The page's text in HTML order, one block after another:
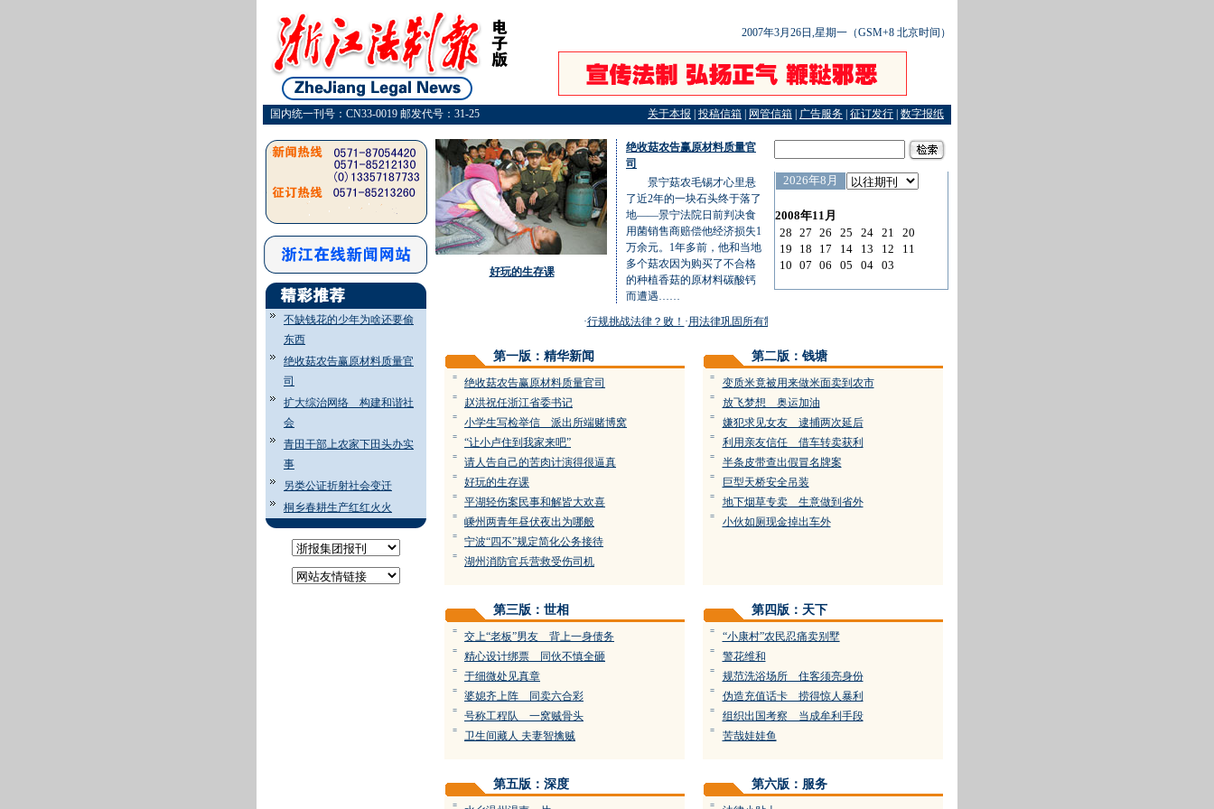
2007年3月26日,星期一（GSM+8 北京时间）
国内统一刊号：CN33-0019 邮发代号：31-25 关于本报 投稿信箱 网管信箱 广告服务 征订发行 数字报纸
不缺钱花的少年为啥还要偷
东西
绝收菇农告赢原材料质量官
司
扩大综治网络 构建和谐社
会
青田干部上农家下田头办实
事
另类公证折射社会变迁
桐乡春耕生产红红火火
好玩的生存课
绝收菇农告赢原材料质量官
司
景宁菇农毛锡才心里悬
了近2年的一块石头终于落了
地——景宁法院日前判决食
用菌销售商赔偿他经济损失1
万余元。1年多前，他和当地
多个菇农因为购买了不合格
的种植香菇的原材料碳酸钙
而遭遇……
行规挑战法律？败！ ·用法律巩固所有制理论发展成果
第一版：精华新闻
= 绝收菇农告赢原材料质量官司
= 赵洪祝任浙江省委书记
= 小学生写检举信 派出所端赌博窝
= “让小卢住到我家来吧”
= 请人告自己的苦肉计演得很逼真
= 好玩的生存课
= 平湖轻伤案民事和解皆大欢喜
= 嵊州两青年昼伏夜出为哪般
= 宁波“四不”规定简化公务接待
= 湖州消防官兵营救受伤司机
第二版：钱塘
= 变质米竟被用来做米面卖到农市
= 放飞梦想 奥运加油
= 嫌犯求见女友 逮捕两次延后
= 利用亲友信任 借车转卖获利
= 半条皮带查出假冒名牌案
= 巨型天桥安全吊装
= 地下烟草专卖 生意做到省外
= 小伙如厕现金掉出车外
第三版：世相
= 交上“老板”男友 背上一身债务
= 精心设计绑票 同伙不慎全砸
= 于细微处见真章
= 婆媳齐上阵 同卖六合彩
= 号称工程队 一窝贼骨头
= 卫生间藏人 夫妻智擒贼
第四版：天下
= “小康村”农民忍痛卖别墅
= 警花维和
= 规范洗浴场所 住客须亮身份
= 伪造充值话卡 捞得惊人暴利
= 组织出国考察 当成牟利手段
= 苦哉娃娃鱼
第五版：深度
=
第六版：服务
=